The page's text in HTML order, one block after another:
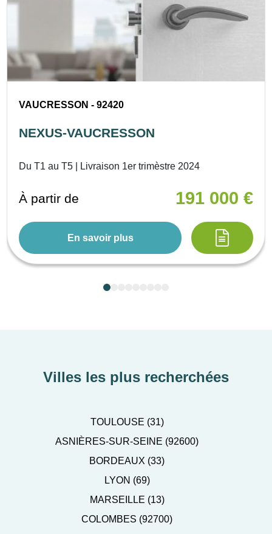
VAUCRESSON - 92420
NEXUS-VAUCRESSON
Du T1 au T5 | Livraison 1er trimèstre 2024
À partir de 191 000 €
En savoir plus
Villes les plus recherchées
TOULOUSE (31)
ASNIÈRES-SUR-SEINE (92600)
BORDEAUX (33)
LYON (69)
MARSEILLE (13)
COLOMBES (92700)